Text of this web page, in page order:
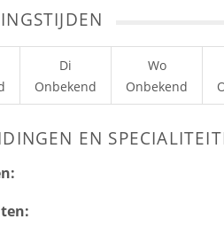
Di
Onbekend
Wo
Onbekend
EN